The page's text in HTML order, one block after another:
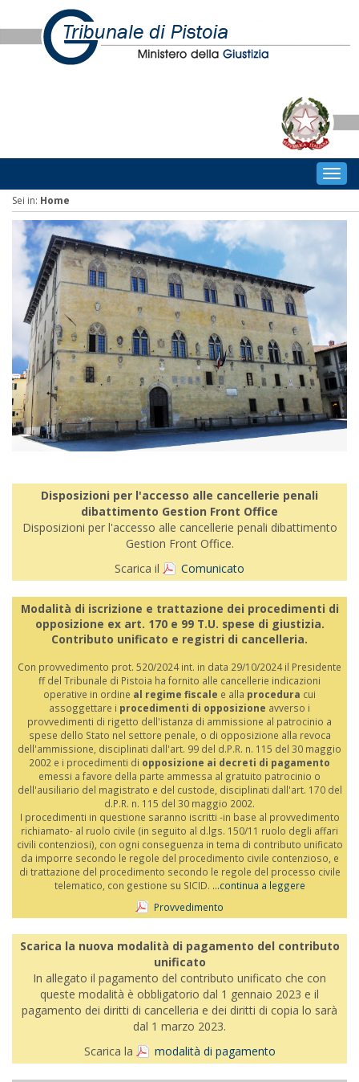
Sei in: Home
Disposizioni per l'accesso alle cancellerie penali
dibattimento Gestion Front Office
Disposizioni per l'accesso alle cancellerie penali dibattimento
Gestion Front Office.
Scarica il
Comunicato
Modalità di iscrizione e trattazione dei procedimenti di
opposizione ex art. 170 e 99 T.U. spese di giustizia.
Contributo unificato e registri di cancelleria.
Con provvedimento prot. 520/2024 int. in data 29/10/2024 il Presidente
ff del Tribunale di Pistoia ha fornito alle cancellerie indicazioni
operative in ordine al regime fiscale e alla procedura cui
assoggettare i procedimenti di opposizione avverso i
provvedimenti di rigetto dell'istanza di ammissione al patrocinio a
spese dello Stato nel settore penale, o di opposizione alla revoca
dell'ammissione, disciplinati dall'art. 99 del d.P.R. n. 115 del 30 maggio
2002 e i procedimenti di opposizione ai decreti di pagamento
emessi a favore della parte ammessa al gratuito patrocinio o
dell'ausiliario del magistrato e del custode, disciplinati dall'art. 170 del
d.P.R. n. 115 del 30 maggio 2002.
I procedimenti in questione saranno iscritti -in base al provvedimento
richiamato- al ruolo civile (in seguito al d.lgs. 150/11 ruolo degli affari
civili contenziosi), con ogni conseguenza in tema di contributo unificato
da imporre secondo le regole del procedimento civile contenzioso, e
di trattazione del procedimento secondo le regole del processo civile
telematico, con gestione su SICID. ...continua a leggere
Provvedimento
Scarica la nuova modalità di pagamento del contributo
unificato
In allegato il pagamento del contributo unificato che con
queste modalità è obbligatorio dal 1 gennaio 2023 e il
pagamento dei diritti di cancelleria e dei diritti di copia lo sarà
dal 1 marzo 2023.
Scarica la
modalità di pagamento